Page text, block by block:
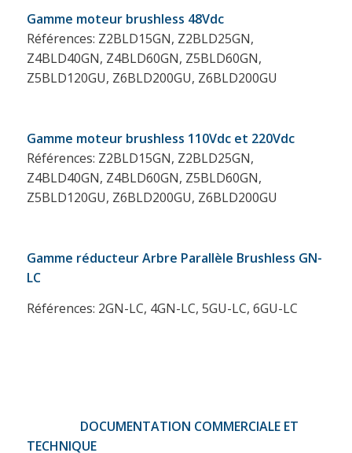
Gamme moteur brushless 48Vdc
Références: Z2BLD15GN, Z2BLD25GN,
Z4BLD40GN, Z4BLD60GN, Z5BLD60GN,
Z5BLD120GU, Z6BLD200GU, Z6BLD200GU
Gamme moteur brushless 110Vdc et 220Vdc
Références: Z2BLD15GN, Z2BLD25GN,
Z4BLD40GN, Z4BLD60GN, Z5BLD60GN,
Z5BLD120GU, Z6BLD200GU, Z6BLD200GU
Gamme réducteur Arbre Parallèle Brushless GN-
LC
Références: 2GN-LC, 4GN-LC, 5GU-LC, 6GU-LC
DOCUMENTATION COMMERCIALE ET
TECHNIQUE